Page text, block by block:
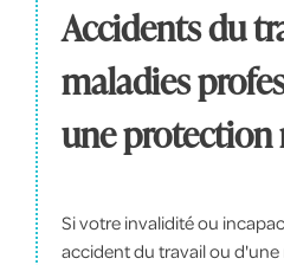
Accidents du
maladies
une protection
Si votre invalidité ou
accident du travail ou d'une